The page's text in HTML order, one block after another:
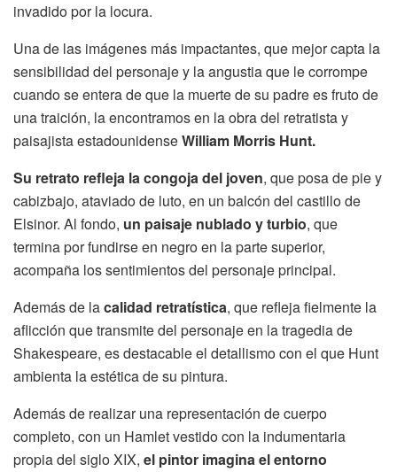
invadido por la locura.
Una de las imágenes más impactantes, que mejor capta la
sensibilidad del personaje y la angustia que le corrompe
cuando se entera de que la muerte de su padre es fruto de
una traición, la encontramos en la obra del retratista y
paisajista estadounidenseWilliam Morris Hunt.
Su retrato refleja la congoja del joven, que posa de pie y
cabizbajo, ataviado de luto, en un balcón del castillo de
Elsinor. Al fondo, un paisaje nublado y turbio, que
termina por fundirse en negro en la parte superior,
acompaña los sentimientos del personaje principal.
Además de lacalidad retratística, que refleja fielmente la
aflicción que transmite del personaje en la tragedia de
Shakespeare, es destacable el detallismo con el que Hunt
ambienta la estética de su pintura.
Además de realizar una representación de cuerpo
completo, con un Hamlet vestido con la indumentaria
propia del siglo XIX, el pintor imagina el entorno